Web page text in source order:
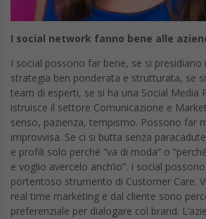
I social network fanno bene alle
I social possono far bene, se si presidiano
strategia ben ponderata e strutturata, se
team di esperti, se si ha una Social Media
istruisce il settore Comunicazione e
senso, pazienza, tempismo. Possono far
improvvisa. Se ci si butta senza
e profili solo perché “va di moda” o
e voglio avercelo anch’io”. I social
portentoso strumento di Customer Care.
real time marketing e dal cliente sono
preferenziale per dialogare col brand.